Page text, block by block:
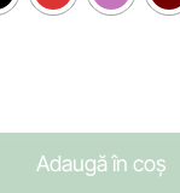
Adaugă în coș